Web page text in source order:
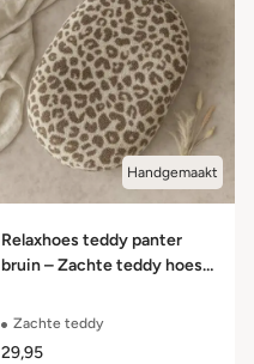
Handgemaakt
Relaxhoes teddy panter
bruin – Zachte teddy hoes
Zachte teddy
29,95